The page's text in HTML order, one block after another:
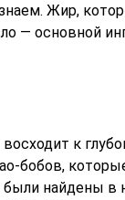
Жир,
— основной
к
бобов,
найдены в